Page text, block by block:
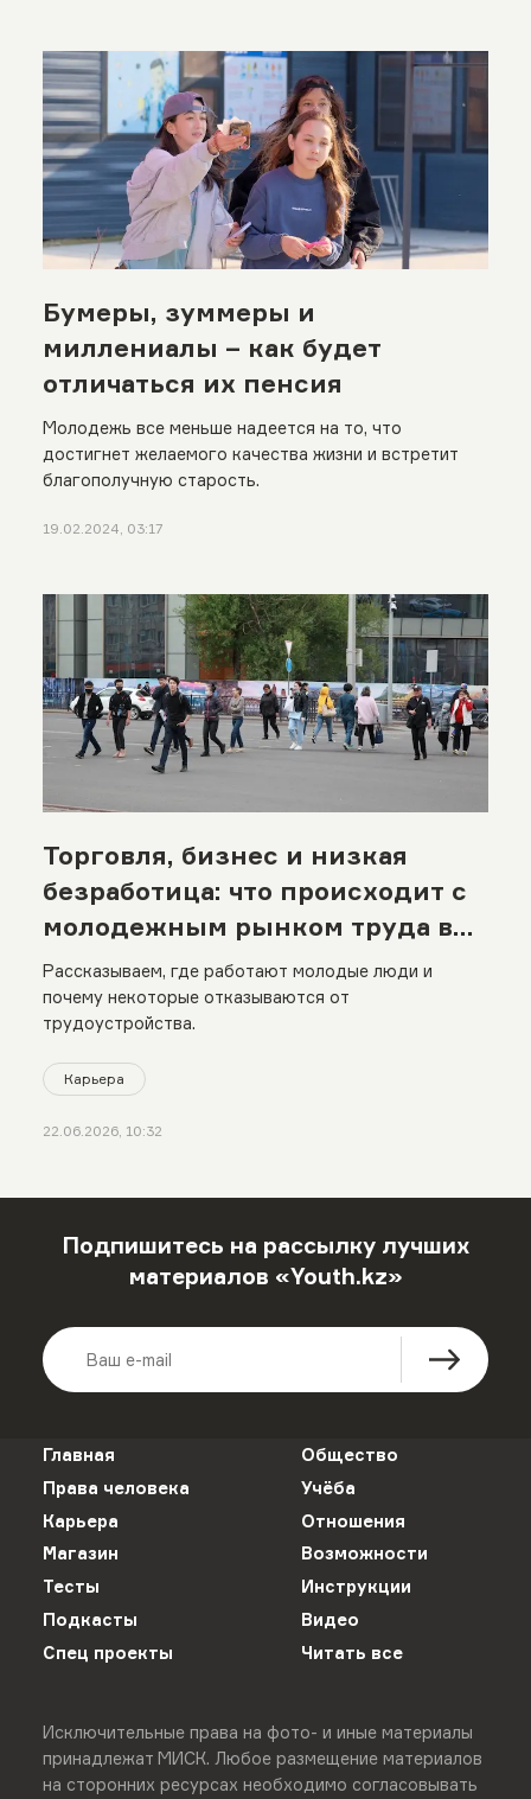
Бумеры, зуммеры и
миллениалы – как будет
отличаться их пенсия
Молодежь все меньше надеется на то, что
достигнет желаемого качества жизни и встретит
благополучную старость.
19.02.2024, 03:17
Торговля, бизнес и низкая
безработица: что происходит с
молодежным рынком труда в
Казахстане
Рассказываем, где работают молодые люди и
почему некоторые отказываются от
трудоустройства.
Карьера
22.06.2026, 10:32
Подпишитесь на рассылку лучших
материалов «Youth.kz»
Главная
Общество
Права человека
Учёба
Карьера
Отношения
Магазин
Возможности
Тесты
Инструкции
Подкасты
Видео
Спец проекты
Читать все
Исключительные права на фото- и иные материалы
принадлежат МИСК. Любое размещение материалов
на сторонних ресурсах необходимо согласовывать